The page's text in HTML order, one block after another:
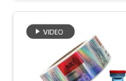
10ml